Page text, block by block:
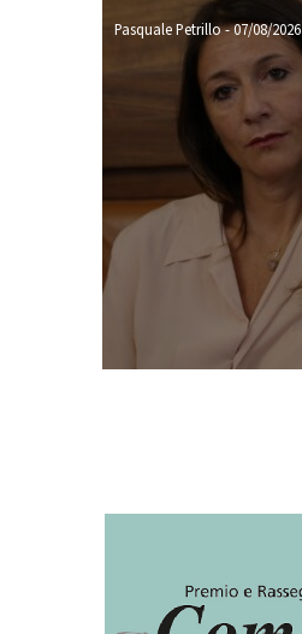
Pasquale Petrillo-07/08/2026